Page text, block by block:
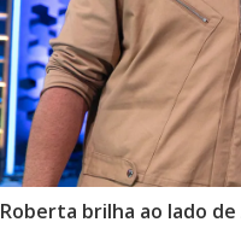
Roberta brilha ao lado